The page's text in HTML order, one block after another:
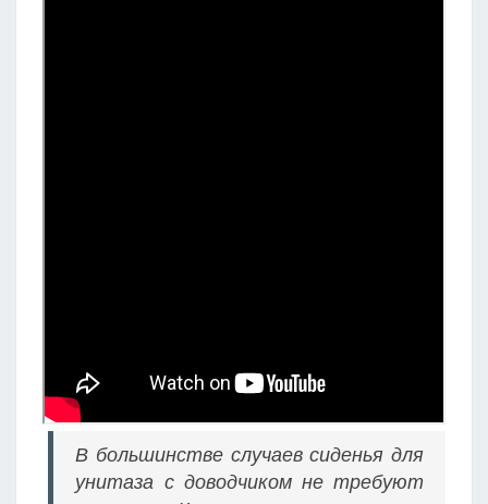
В большинстве случаев сиденья для
унитаза с доводчиком не требуют